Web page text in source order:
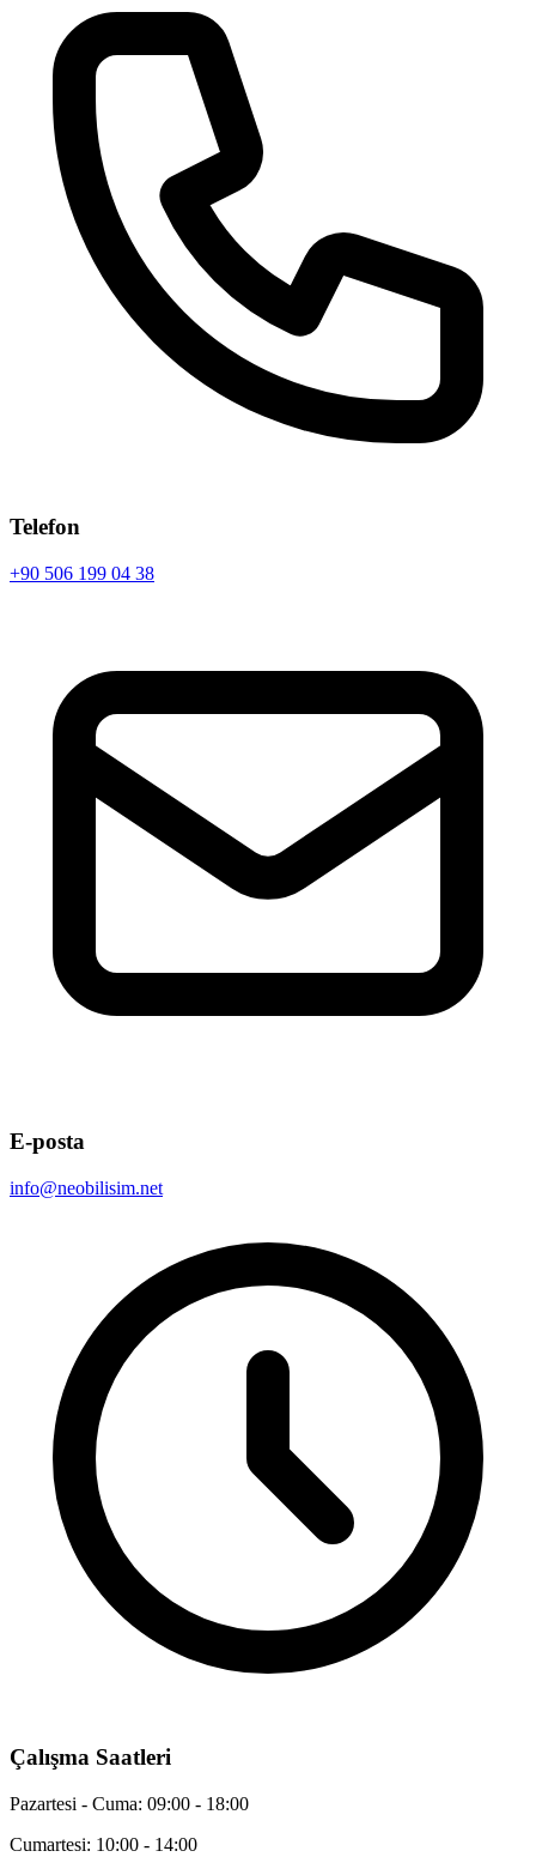
Telefon
+90 506 199 04 38
E-posta
info@neobilisim.net
Çalışma Saatleri
Pazartesi - Cuma: 09:00 - 18:00
Cumartesi: 10:00 - 14:00